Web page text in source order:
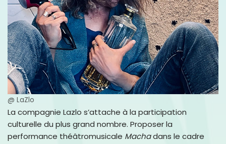
@ LaZlo
La compagnie Lazlo s’attache à la participation
culturelle du plus grand nombre. Proposer la
performance théâtromusicale Machadans le cadre